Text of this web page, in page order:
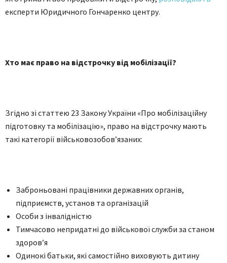
експерти Юридичного Гончаренко центру.
Хто має право на відстрочку від мобілізації?
Згідно зі статтею 23 Закону України «Про мобілізаційну
підготовку та мобілізацію», право на відстрочку мають
такі категорії військовозобов’язаних:
Заброньовані працівники державних органів,
підприємств, установ та організацій
Особи з інвалідністю
Тимчасово непридатні до військової служби за станом
здоров’я
Одинокі батьки, які самостійно виховують дитину